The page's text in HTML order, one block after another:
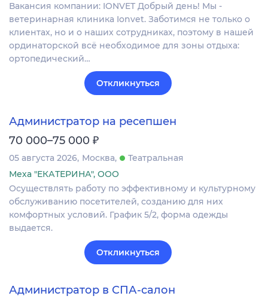
Вакансия компании: IONVET Добрый день! Мы -
ветеринарная клиника Ionvet. Заботимся не только о
клиентах, но и о наших сотрудниках, поэтому в нашей
ординаторской всё необходимое для зоны отдыха:
ортопедический…
Откликнуться
Администратор на ресепшен
70 000–75 000 ₽
05 августа 2026 Москва
Театральная
Меха "ЕКАТЕРИНА", ООО
Осуществлять работу по эффективному и культурному
обслуживанию посетителей, созданию для них
комфортных условий. График 5/2, форма одежды
выдается.
Откликнуться
Администратор в СПА-салон